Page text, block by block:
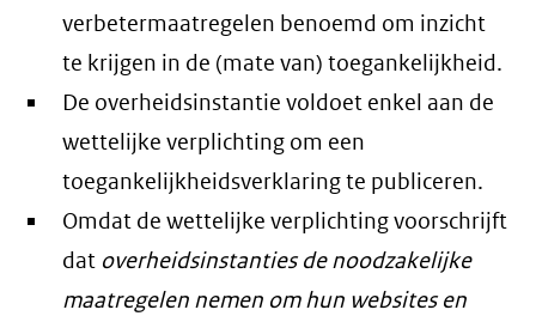
verbetermaatregelen benoemd om inzicht
te krijgen in de (mate van) toegankelijkheid.
De overheidsinstantie voldoet enkel aan de
wettelijke verplichting om een
toegankelijkheidsverklaring te publiceren.
Omdat de wettelijke verplichting voorschrijft
dat overheidsinstanties de noodzakelijke
maatregelen nemen om hun websites en